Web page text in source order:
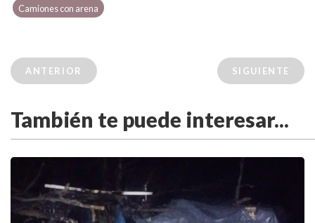
Camiones con arena
ANTERIOR SIGUIENTE
También te puede interesar...